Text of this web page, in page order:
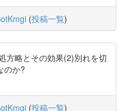
(投稿一覧)
方略とその効果(2)別れを切
のか?
(投稿一覧)